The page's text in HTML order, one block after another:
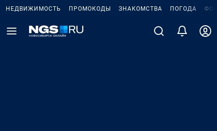
НЕДВИЖИМОСТЬ ПРОМОКОДЫ ЗНАКОМСТВА ПОГОДА